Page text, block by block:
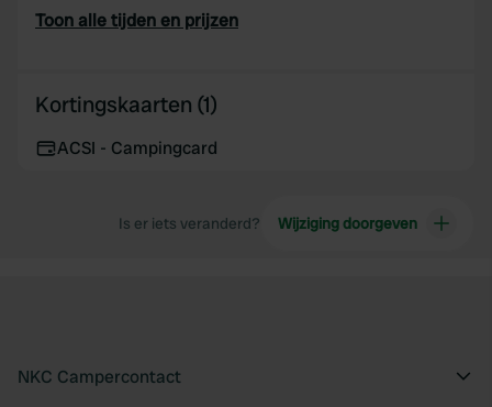
Toon alle tijden en prijzen
Kortingskaarten (1)
ACSI - Campingcard
Is er iets veranderd? Wijziging doorgeven
NKC Campercontact